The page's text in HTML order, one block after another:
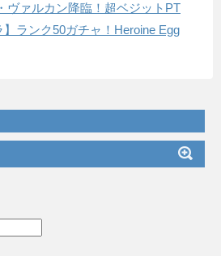
ヴァルカン降臨！超ベジットPT
】ランク50ガチャ！Heroine Egg